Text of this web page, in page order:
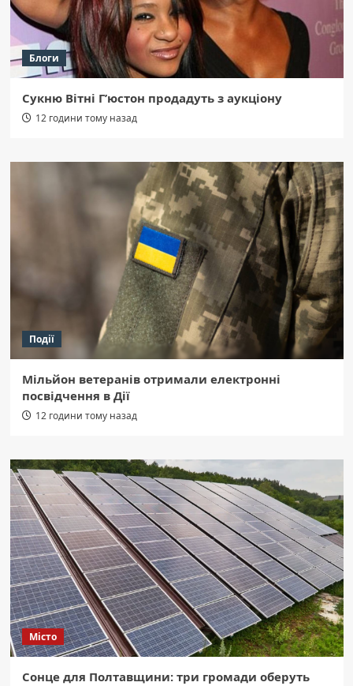
Блоги
Сукню Вітні Г’юстон продадуть з аукціону
12 години тому назад
Події
Мільйон ветеранів отримали електронні
посвідчення в Дії
12 години тому назад
Місто
Сонце для Полтавщини: три громади оберуть